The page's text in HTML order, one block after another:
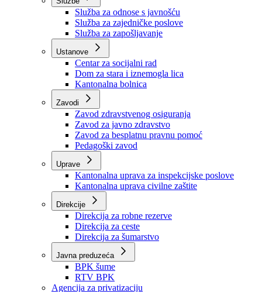
Organizacije
Službe
Služba za odnose s javnošću
Služba za zajedničke poslove
Služba za zapošljavanje
Ustanove
Centar za socijalni rad
Dom za stara i iznemogla lica
Kantonalna bolnica
Zavodi
Zavod zdravstvenog osiguranja
Zavod za javno zdravstvo
Zavod za besplatnu pravnu pomoć
Pedagoški zavod
Kantonalna uprava za inspekcijske poslove
Kantonalna uprava civilne zaštite
Direkcije
Direkcija za robne rezerve
Direkcija za ceste
Direkcija za šumarstvo
Javna preduzeća